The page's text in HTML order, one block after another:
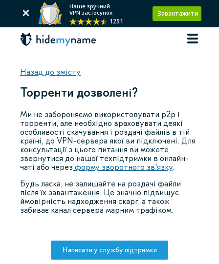
Наше зручний
VPN застосунок
1251
Завантажити
Назад до змісту
Торренти дозволені?
Ми не забороняємо використовувати p2p і
торренти, але необхідно враховувати деякі
особливості скачування і роздачі файлів в тій
країні, до VPN-сервера якої ви підключені. Для
консультації з цього питання ви можете
звернутися до нашої техпідтримки в онлайн-
чаті або через форму зворотного зв'язку.
Будь ласка, не залишайте на роздачі файли
після їх завантаження. Це значно підвищує
ймовірність надходження скарг, а також
забиває канал сервера марним трафіком.
Написати у службу підтримки